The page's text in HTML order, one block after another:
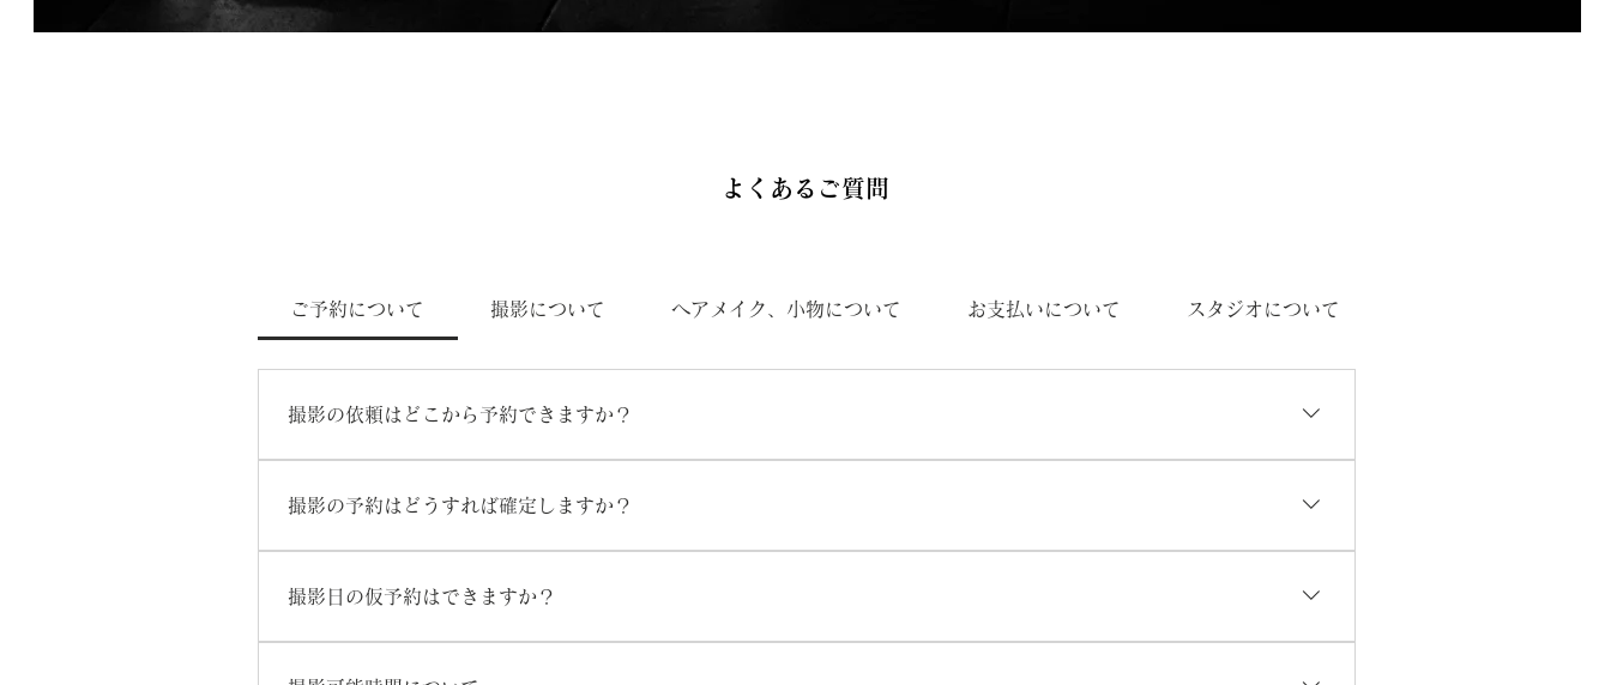
​よくあるご質問
ご予約について 撮影について ヘアメイク、小物について お支払いについて スタジオについて
撮影の依頼はどこから予約できますか？
い合わせができますのでお気軽にご連絡ください。
撮影の予約はどうすれば確定しますか？
連絡先」をお伺いしております。 お客様からのご連絡を確認後、当スタジオからの「ご予約確定」のご案内をもって正式な本予
撮影日の仮予約はできますか？